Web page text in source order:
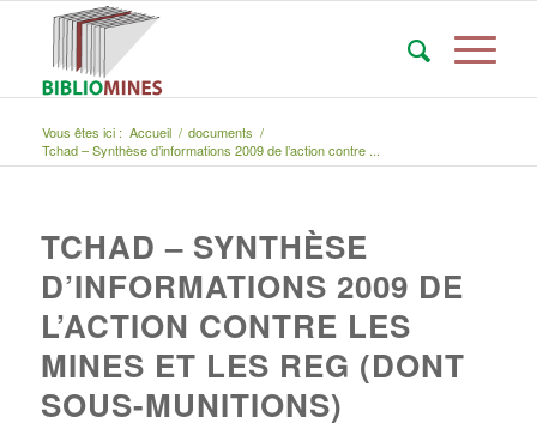
Vous êtes ici : Accueil / documents /
Tchad – Synthèse d’informations 2009 de l’action contre ...
TCHAD – SYNTHÈSE
D’INFORMATIONS 2009 DE
L’ACTION CONTRE LES
MINES ET LES REG (DONT
SOUS-MUNITIONS)